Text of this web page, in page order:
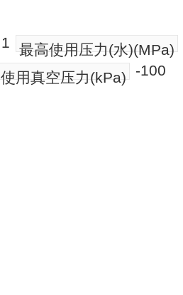
1 最高使用压力(水)(MPa)
使用真空压力(kPa) -100